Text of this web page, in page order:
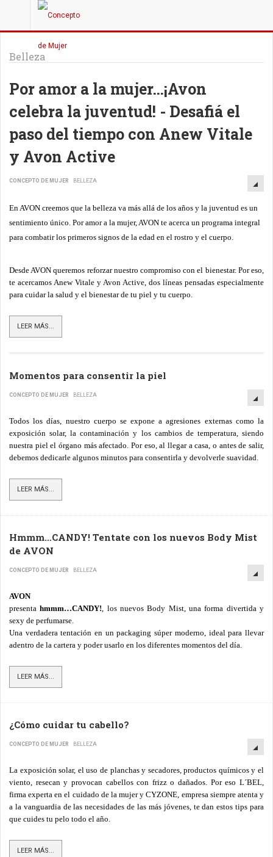
Belleza
Por amor a la mujer…¡Avon
celebra la juventud! - Desafiá el
paso del tiempo con Anew Vitale
y Avon Active
CONCEPTO DE MUJER BELLEZA
En AVON creemos que la belleza va más allá de los años y la juventud es un
sentimiento único. Por amor a la mujer, AVON te acerca un programa integral
para combatir los primeros signos de la edad en el rostro y el cuerpo.
DesdeAVON queremos reforzar nuestro compromiso con el bienestar. Por eso,
te acercamos Anew Vitale y Avon Active, dos líneas pensadas especialmente
para cuidar la salud y el bienestar de tu piel y tu cuerpo.
LEER MÁS...
Momentos para consentir la piel
CONCEPTO DE MUJER BELLEZA
Todos los días, nuestro cuerpo se expone a agresiones externas como la
exposición solar, la contaminación y los cambios de temperatura, siendo
nuestra piel el órgano más afectado. Por eso, al llegar a casa, o antes de salir,
debemos dedicarle algunos minutos para consentirla y devolverle suavidad.
LEER MÁS...
Hmmm…CANDY! Tentate con los nuevos Body Mist
de AVON
CONCEPTO DE MUJER BELLEZA
AVON
presentahmmm…CANDY!, los nuevos Body Mist, una forma divertida y
sexy de perfumarse.
Una verdadera tentación en un packaging súper moderno, ideal para llevar
adentro de la cartera y poder usarlo en los diferentes momentos del día.
LEER MÁS...
¿Cómo cuidar tu cabello?
CONCEPTO DE MUJER BELLEZA
La exposición solar, el uso de planchas y secadores, productos químicos y el
viento, resecan y provocan cabellos con frizz o dañados. Por eso L´BEL,
firma experta en el cuidado de la mujer y CYZONE, empresa siempre atenta y
a la vanguardia de las necesidades de las más jóvenes, te dan estos tips para
que cuides tu pelo todo el año.
LEER MÁS...